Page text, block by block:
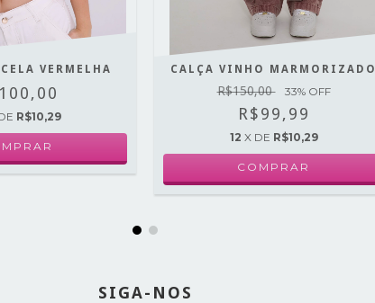
VERMELHA
R$10,29
CALÇA VINHO MARMORIZADO
R$150,00 33% OFF
R$99,99
12 X DE R$10,29
COMPRAR
SIGA-NOS